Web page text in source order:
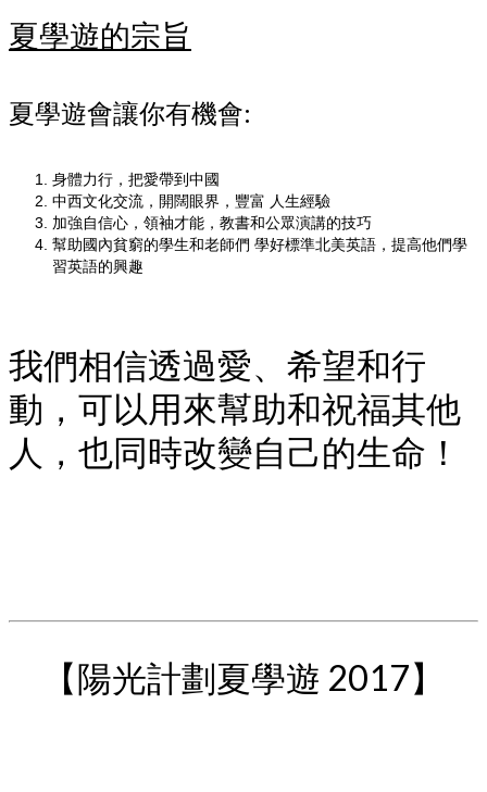
夏學遊的宗旨
夏學遊會讓你有機會:
身體力行，把愛帶到中國
中西文化交流，開闊眼界，豐富 人生經驗
加強自信心，領袖才能，教書和公眾演講的技巧
幫助國內貧窮的學生和老師們 學好標準北美英語，提高他們學
習英語的興趣
我們相信透過愛、希望和行
動，可以用來幫助和祝福其他
人，也同時改變自己的生命！
【陽光計劃夏學遊 2017】